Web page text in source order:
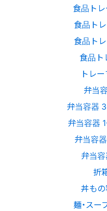
食品トレ
食品トレ
食品トレ
食品ト
トレー
弁当
弁当容器 3
弁当容器 1
弁当容器
弁当容
折
丼もの
麺・スー